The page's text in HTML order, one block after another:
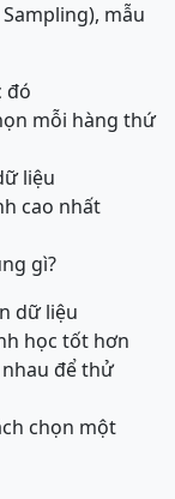
mẫu
đó
mỗi hàng thứ
liệu
cao nhất
gì?
dữ liệu
học tốt hơn
nhau để thử
chọn một